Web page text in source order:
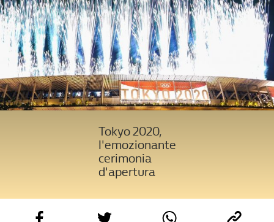
Tokyo 2020,
l'emozionante
cerimonia
d'apertura